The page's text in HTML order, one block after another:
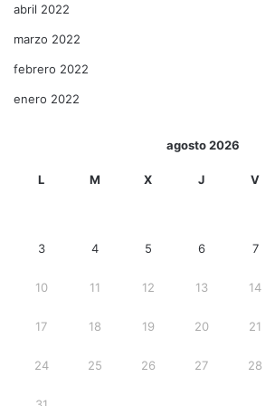
abril 2022
marzo 2022
febrero 2022
enero 2022
agosto 2026
L M X J V
3 4 5 6 7
10 11 12 13 14
17 18 19 20 21
24 25 26 27 28